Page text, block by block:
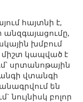
հայտնի է,
անզգայացումը,
խմբում
միշտ կապված է
սրտանոթային
վտանգի
են
նույնիսկ բոլոր